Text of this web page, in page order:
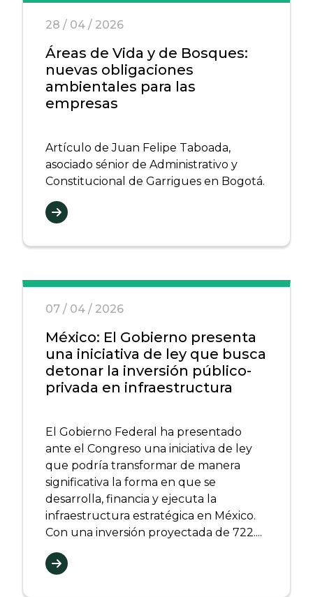
28 / 04 / 2026
Áreas de Vida y de Bosques:
nuevas obligaciones
ambientales para las
empresas
Artículo de Juan Felipe Taboada,
asociado sénior de Administrativo y
Constitucional de Garrigues en Bogotá.
07 / 04 / 2026
México: El Gobierno presenta
una iniciativa de ley que busca
detonar la inversión público-
privada en infraestructura
El Gobierno Federal ha presentado
ante el Congreso una iniciativa de ley
que podría transformar de manera
significativa la forma en que se
desarrolla, financia y ejecuta la
infraestructura estratégica en México.
Con una inversión proyectada de 722....